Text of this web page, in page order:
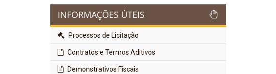
INFORMAÇÕES ÚTEIS
Processos de Licitação
Contratos e Termos Aditivos
Demonstrativos Fiscais